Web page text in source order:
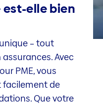
elle bien
– tout
Avec
PME, vous
de
Que votre